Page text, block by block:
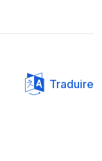
Traduire